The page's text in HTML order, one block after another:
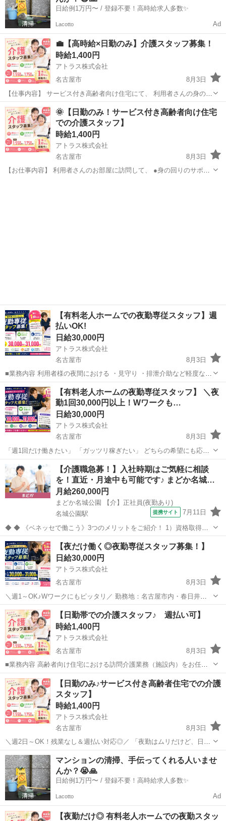
日給例1万円〜 / 登録不要！高時給求人多数✨
Lacotto Ad
💼【高時給×日勤のみ】介護スタッフ募集！
時給1,400円
アトラス株式会社
名古屋市
8月3日
【仕事内容】 サービス付き高齢者向け住宅にて、 利用者さんの身の回
りサポートや介護業務をお願いします！ ・身体介護は少なめ♪ ・利用
者30名／平均介護度2.9 【給与】 ●初任者研修：時給1,550円～1...
愛知 名古屋市 介護 時給
🌞【日勤のみ！サービス付き高齢者向け住宅
での介護スタッフ】
時給1,400円
アトラス株式会社
名古屋市
8月3日
【お仕事内容】 利用者さんのお部屋に訪問して、 ●身の回りのサポー
【有料老人ホームでの夜勤専従スタッフ】週
払いOK!
日給30,000円
アトラス株式会社
名古屋市
8月3日
■業務内容 利用者様の夜間における ・見守り ・排泄介助など軽度な身
体介護 ・記録業務や環境整備 など ※身体介護は比較的少なめです。
※施設定員：30名／平均介護度2.9 ■応募資格 下記いずれかの資格...
愛知 名古屋市 介護 スタッフ
【有料老人ホームの夜勤専従スタッフ】 ＼夜
勤1回30,000円以上！Wワークも…
日給30,000円
アトラス株式会社
名古屋市
8月3日
「週1回だけ働きたい」 「ガッツリ稼ぎたい」 どちらの希望にも応え
ます！ ✅仕事内容 有料老人ホームにて、 夜間の見守りや介助をお願
いします。 ※身体介護は少なめです！ 【施設情報】 ・利用者数：
30...
愛知 名古屋市 介護 スタッフ
【介護職急募！】入社時期はご気軽に相談
を！直近・月途中も可能です♪ まどか名城…
月給260,000円
まどか名城公園 【介】正社員(夜勤あり)
名城公園駅
提携サイト 7月11日
◆ ◆ 《ベネッセで働こう》3つのメリットをご紹介！ 1）資格取得支
援制度＆受験・研修費の実費負担あり！(規定あり) 2）着実にキャリア
を磨けるでステップアップフィールドが充実！ 3）他社講座も受講
OK！ 《入社後サポ...
愛知 名古屋市 名城公園駅 介護
【夜だけ働く◎夜勤専従スタッフ募集！】
日給30,000円
アトラス株式会社
名古屋市
8月3日
＼週1～OK♪Wワークにもピッタリ／ 勤務地：名古屋市内・春日井・
一宮・刈谷・安城・みよし・瀬戸・犬山・稲沢・愛西など！ お仕事内
容 有料老人ホームでの夜勤専従のお仕事です♪ ▼こんなことをお願い
します！ ...
愛知 名古屋市 介護 スタッフ
【日勤帯での介護スタッフ♪ 週払い可】
時給1,400円
アトラス株式会社
名古屋市
8月3日
■業務内容 高齢者向け住宅における訪問介護業務（施設内）をお任せ
します。 ・生活援助 ・軽度な身体介護（入浴・排泄介助など） ・見
守りやレクリエーション支援 ※身体介護の割合は比較的少なめです。
【施設規模】...
愛知 名古屋市 介護 時給
【日勤のみ♪サービス付き高齢者住宅での介護
スタッフ】
時給1,400円
アトラス株式会社
名古屋市
8月3日
＼週2日～OK！残業なし＆週払い対応◎／ 「夜勤はムリだけど、日中
なら働ける」 「資格を活かして無理なく働きたい」 そんな方にピッタ
リな環境です！ ✅お仕事内容 サービス付き高齢者向け住宅での ●見守
り ...
愛知 名古屋市 時給
マンションの清掃、手伝ってくれる人いませ
んか？😭🙏
日給例1万円〜 / 登録不要！高時給求人多数✨
Lacotto Ad
【夜勤だけ◎ 有料老人ホームでの夜勤スタッ